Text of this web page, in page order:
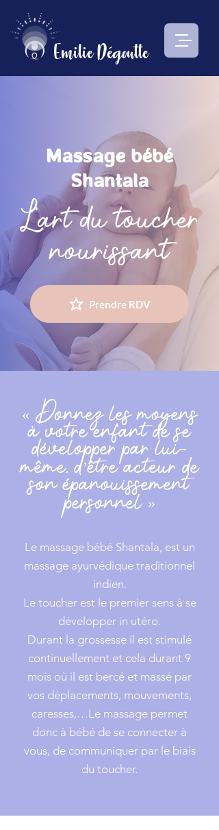
Emilie Dégoutte
Massage bébé
Shantala
L'art du toucher
nourissant
Prendre RDV
« Donnez les moyens
à votre enfant de se
développer par lui-
même, d’être acteur de
son épanouissement
personnel »
Le massage bébé Shantala, est un
massage ayurvédique traditionnel
indien.
Le toucher est le premier sens à se
développer in utéro.
Durant la grossesse il est stimulé
continuellement et cela durant 9
mois où il est bercé et massé par
vos déplacements, mouvements,
caresses,…Le massage permet
donc à bébé de se connecter à
vous, de communiquer par le biais
du toucher.